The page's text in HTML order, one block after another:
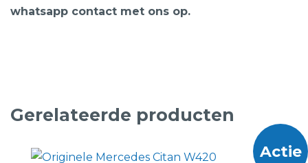
whatsapp contact met ons op.
Gerelateerde producten
Actie